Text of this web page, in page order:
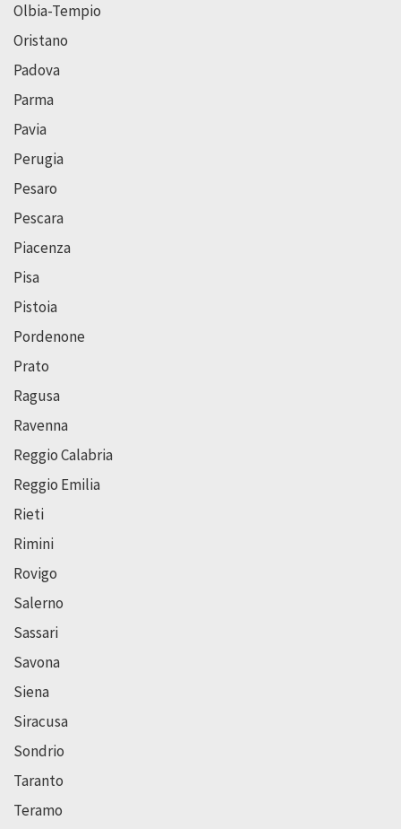
Olbia-Tempio
Oristano
Padova
Parma
Pavia
Perugia
Pesaro
Pescara
Piacenza
Pisa
Pistoia
Pordenone
Prato
Ragusa
Ravenna
Reggio Calabria
Reggio Emilia
Rieti
Rimini
Rovigo
Salerno
Sassari
Savona
Siena
Siracusa
Sondrio
Taranto
Teramo